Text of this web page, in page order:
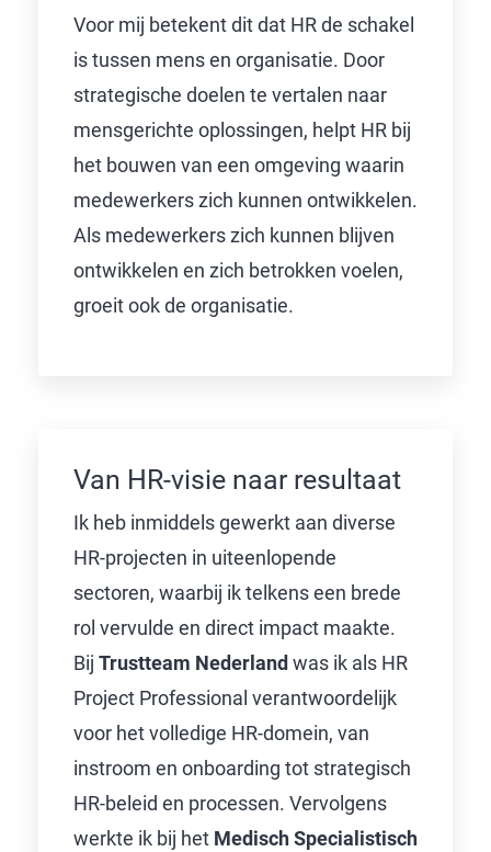
Voor mij betekent dit dat HR de schakel
is tussen mens en organisatie. Door
strategische doelen te vertalen naar
mensgerichte oplossingen, helpt HR bij
het bouwen van een omgeving waarin
medewerkers zich kunnen ontwikkelen.
Als medewerkers zich kunnen blijven
ontwikkelen en zich betrokken voelen,
groeit ook de organisatie.
Van HR-visie naar resultaat
Ik heb inmiddels gewerkt aan diverse
HR-projecten in uiteenlopende
sectoren, waarbij ik telkens een brede
rol vervulde en direct impact maakte.
Bij Trustteam Nederland was ik als HR
Project Professional verantwoordelijk
voor het volledige HR-domein, van
instroom en onboarding tot strategisch
HR-beleid en processen. Vervolgens
werkte ik bij het Medisch Specialistisch